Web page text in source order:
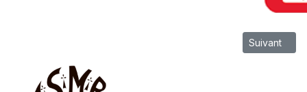
Article
Suivant